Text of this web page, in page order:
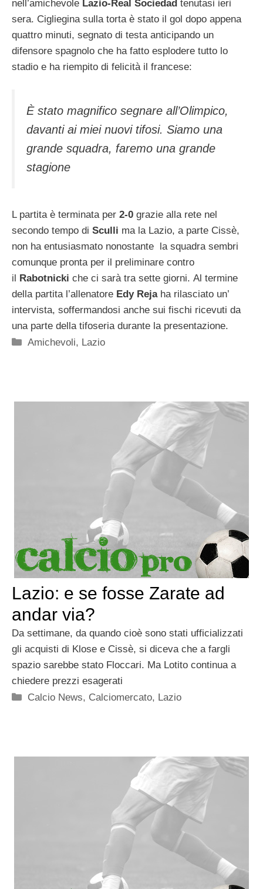
nell’amichevole Lazio-Real Sociedad tenutasi ieri
sera. Cigliegina sulla torta è stato il gol dopo appena
quattro minuti, segnato di testa anticipando un
difensore spagnolo che ha fatto esplodere tutto lo
stadio e ha riempito di felicità il francese:
È stato magnifico segnare all’Olimpico,
davanti ai miei nuovi tifosi. Siamo una
grande squadra, faremo una grande
stagione
L partita è terminata per 2-0 grazie alla rete nel
secondo tempo di Sculli ma la Lazio, a parte Cissè,
non ha entusiasmato nonostante la squadra sembri
comunque pronta per il preliminare contro
il Rabotnicki che ci sarà tra sette giorni. Al termine
della partita l’allenatore Edy Reja ha rilasciato un’
intervista, soffermandosi anche sui fischi ricevuti da
una parte della tifoseria durante la presentazione.
Categorie
Amichevoli, Lazio
Lazio: e se fosse Zarate ad
andar via?
Da settimane, da quando cioè sono stati ufficializzati
gli acquisti di Klose e Cissè, si diceva che a fargli
spazio sarebbe stato Floccari. Ma Lotito continua a
chiedere prezzi esagerati
Categorie
Calcio News, Calciomercato, Lazio